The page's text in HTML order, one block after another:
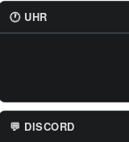
🕐 UHR
💬 DISCORD